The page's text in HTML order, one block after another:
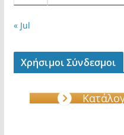
« Jul
Χρήσιμοι Σύνδεσμοι